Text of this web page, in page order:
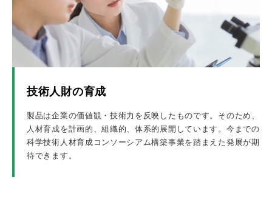
技術人財の育成
製品は企業の価値観・技術力を反映したものです。そのため、
人材育成を計画的、組織的、体系的展開しています。今までの
科学技術人材育成コンソーシアム構築事業を踏まえた発展が期
待できます。